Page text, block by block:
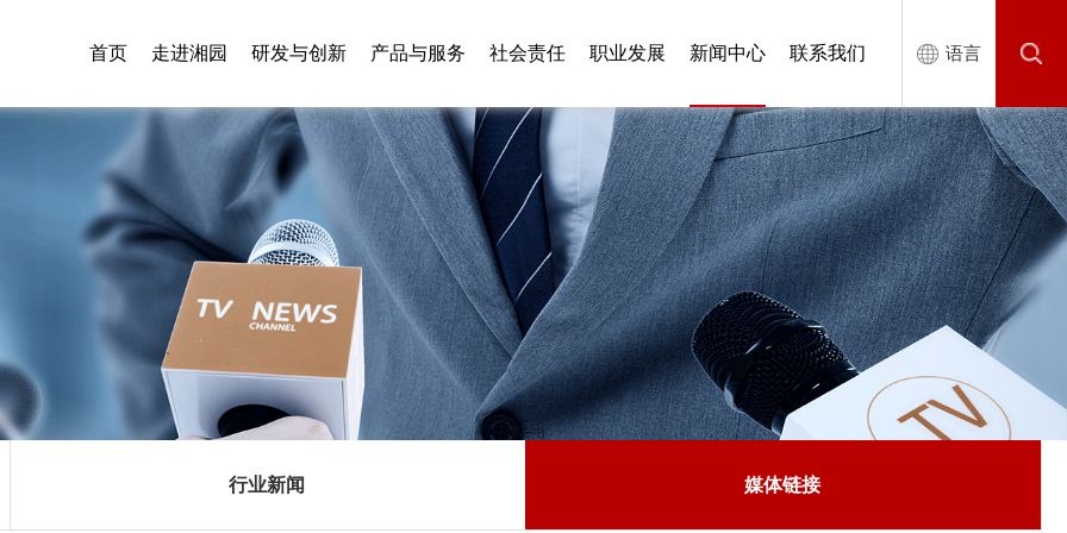
语言
首页 走进湘园 研发与创新 产品与服务 社会责任 职业发展 新闻中心 联系我们
行业新闻 媒体链接